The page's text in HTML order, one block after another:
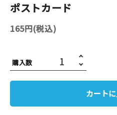
雑貨
文房具
ポストカード
165円(税込)
購入数
カート